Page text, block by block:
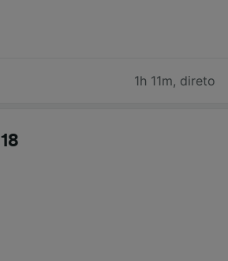
1h 11m, direto